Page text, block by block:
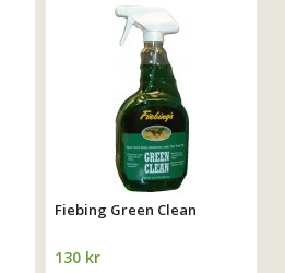
Fiebing Green Clean
130 kr